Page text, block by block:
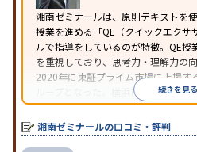
湘南ゼミナールは、原則テキストを
授業を進める「QE（クイックエクサ
ルで指導をしているのが特徴。QE授
を重視しており、思考力・理解力の
2020年に東証プライム市場に上場す
ループとなった。横浜市に本部を置
中心に教室を展開している。
続きを見る
湘南ゼミナールの口コミ・評判